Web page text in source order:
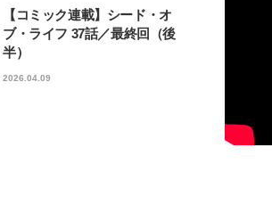
【コミック連載】シード・オ
ブ・ライフ 37話／最終回（後
半）
2026.04.09